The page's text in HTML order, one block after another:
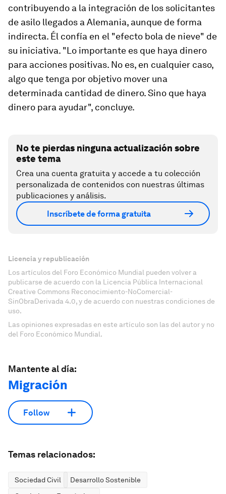
contribuyendo a la integración de los solicitantes
de asilo llegados a Alemania, aunque de forma
indirecta. Él confía en el "efecto bola de nieve" de
su iniciativa. "Lo importante es que haya dinero
para acciones positivas. No es, en cualquier caso,
algo que tenga por objetivo mover una
determinada cantidad de dinero. Sino que haya
dinero para ayudar", concluye.
No te pierdas ninguna actualización sobre
este tema
Crea una cuenta gratuita y accede a tu colección
personalizada de contenidos con nuestras últimas
publicaciones y análisis.
Inscríbete de forma gratuita
Licencia y republicación
Los artículos del Foro Económico Mundial pueden volver a
publicarse de acuerdo con la Licencia Pública Internacional
Creative Commons Reconocimiento-NoComercial-
SinObraDerivada 4.0, y de acuerdo con nuestras condiciones de
uso.
Las opiniones expresadas en este artículo son las del autor y no
del Foro Económico Mundial.
Mantente al día:
Migración
Follow
Temas relacionados:
Sociedad Civil
Desarrollo Sostenible